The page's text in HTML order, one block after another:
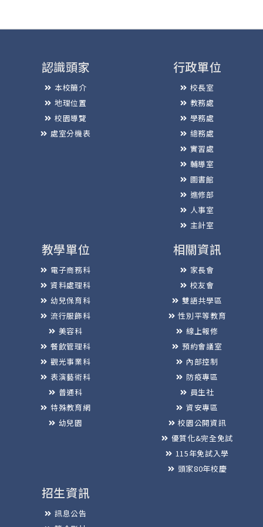
認識頭家
本校簡介
地理位置
校園導覽
處室分機表
行政單位
校長室
教務處
學務處
總務處
實習處
輔導室
圖書館
進修部
人事室
主計室
教學單位
電子商務科
資料處理科
幼兒保育科
流行服飾科
美容科
餐飲管理科
觀光事業科
表演藝術科
普通科
特殊教育網
幼兒園
相關資訊
家長會
校友會
雙語共學區
性別平等教育
線上報修
預約會議室
內部控制
防疫專區
員生社
資安專區
校園公開資訊
優質化&完全免試
115年免試入學
頭家80年校慶
招生資訊
訊息公告